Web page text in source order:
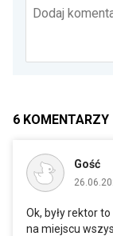
Dodaj
6 KOMENTARZY
Gość
Ok, były rektor
na miejscu